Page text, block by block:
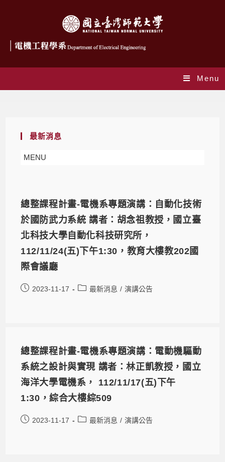
Menu
最新消息
MENU
總整課程計畫-電機系專題演講：自動化技術
於國防武力系統 講者：胡念祖教授，國立臺
北科技大學自動化科技研究所，
112/11/24(五)下午1:30，教育大樓教202國
際會議廳
2023-11-17 最新消息 / 演講公告
總整課程計畫-電機系專題演講：電動機驅動
系統之設計與實現 講者：林正凱教授，國立
海洋大學電機系， 112/11/17(五)下午
1:30，綜合大樓綜509
2023-11-17 最新消息 / 演講公告